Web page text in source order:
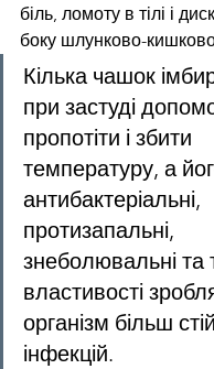
біль, ломоту в тілі і
боку шлунково-
Кілька чашок
при застуді
пропотіти і збити
температуру, а
антибактеріальні,
протизапальні,
знеболювальні та
властивості
організм більш
інфекцій.